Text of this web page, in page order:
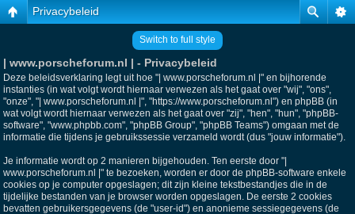
Privacybeleid
Switch to full style
| www.porscheforum.nl | - Privacybeleid
Deze beleidsverklaring legt uit hoe "| www.porscheforum.nl |" en bijhorende
instanties (in wat volgt wordt hiernaar verwezen als het gaat over "wij", "ons",
"onze", "| www.porscheforum.nl |", "https://www.porscheforum.nl") en phpBB (in
wat volgt wordt hiernaar verwezen als het gaat over "zij", "hen", "hun", "phpBB-
software", "www.phpbb.com", "phpBB Group", "phpBB Teams") omgaan met de
informatie die tijdens je gebruikssessie verzameld wordt (dus "jouw informatie").
Je informatie wordt op 2 manieren bijgehouden. Ten eerste door "|
www.porscheforum.nl |" te bezoeken, worden er door de phpBB-software enkele
cookies op je computer opgeslagen; dit zijn kleine tekstbestandjes die in de
tijdelijke bestanden van je browser worden opgeslagen. De eerste 2 cookies
bevatten gebruikersgegevens (de "user-id") en anonieme sessiegegevens (de